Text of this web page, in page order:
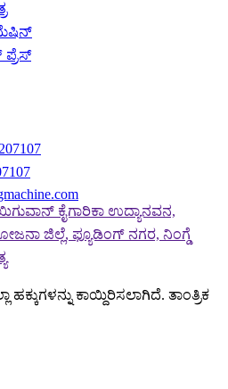
ಮೆಷಿನ್
ಪ್ರೆಸ್
ಕೈಗಾರಿಕಾ ಉದ್ಯಾನವನ,
ಜಿಲ್ಲೆ, ಫ್ಯೂಡಿಂಗ್ ನಗರ, ನಿಂಗ್ಡೆ
ಹಕ್ಕುಗಳನ್ನು ಕಾಯ್ದಿರಿಸಲಾಗಿದೆ. ತಾಂತ್ರಿಕ